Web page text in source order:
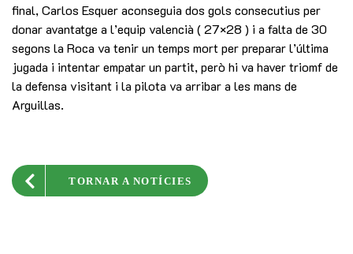
final, Carlos Esquer aconseguia dos gols consecutius per
donar avantatge a l’equip valencià ( 27×28 ) i a falta de 30
segons la Roca va tenir un temps mort per preparar l’última
jugada i intentar empatar un partit, però hi va haver triomf de
la defensa visitant i la pilota va arribar a les mans de
Arguillas.
TORNAR A NOTÍCIES